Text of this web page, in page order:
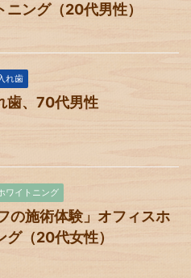
ニング（20代男性）
れ歯
歯、70代男性
ワイトニング
の施術体験」オフィスホ
グ（20代女性）